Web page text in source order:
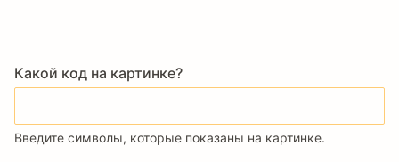
Какой код на картинке?
Введите символы, которые показаны на картинке.